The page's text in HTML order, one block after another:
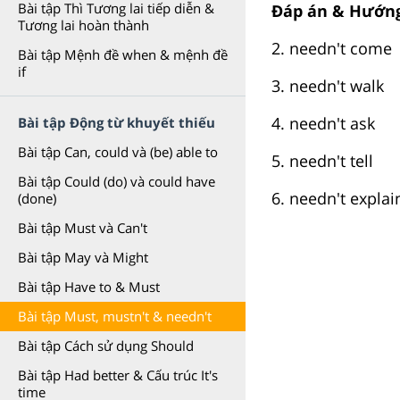
Bài tập Thì Tương lai tiếp diễn &
Tương lai hoàn thành
Bài tập Mệnh đề when & mệnh đề
if
Bài tập Động từ khuyết thiếu
Bài tập Can, could và (be) able to
Bài tập Could (do) và could have
(done)
Bài tập Must và Can't
Bài tập May và Might
Bài tập Have to & Must
Bài tập Must, mustn't & needn't
Bài tập Cách sử dụng Should
Bài tập Had better & Cấu trúc It's
time
Đáp án &
2. needn't come
3. needn't walk
4. needn't ask
5. needn't tell
6. needn't